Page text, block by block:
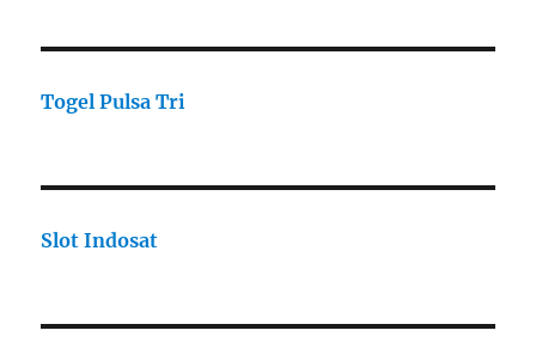
Togel Pulsa Tri
Slot Indosat